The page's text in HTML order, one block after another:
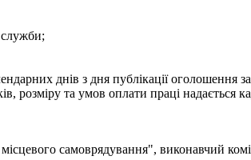
служби;
днів з дня публікації оголошення
розміру та умов оплати праці надається
самоврядування", виконавчий